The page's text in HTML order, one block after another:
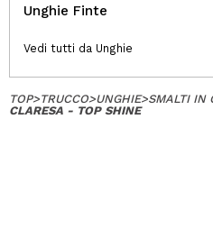
Unghie Finte
Vedi tutti da Unghie
TOP>TRUCCO>UNGHIE>SMALTI IN
CLARESA - TOP SHINE